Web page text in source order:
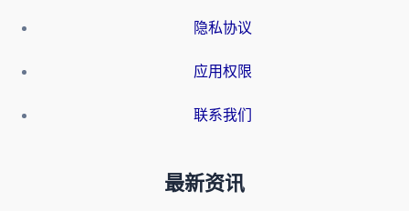
隐私协议
应用权限
联系我们
最新资讯